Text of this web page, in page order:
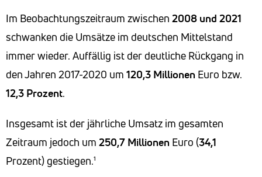
Im Beobachtungszeitraum zwischen 2008 und 2021
schwanken die Umsätze im deutschen Mittelstand
immer wieder. Auffällig ist der deutliche Rückgang in
den Jahren 2017-2020 um 120,3 Millionen Euro bzw.
12,3 Prozent.
Insgesamt ist der jährliche Umsatz im gesamten
Zeitraum jedoch um 250,7 Millionen Euro (34,1
Prozent) gestiegen.¹